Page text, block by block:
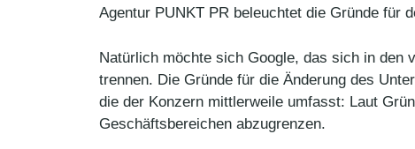
Agentur PUNKT PR beleuchtet die Gründe für
Natürlich möchte sich Google, das sich in den
trennen. Die Gründe für die Änderung des
die der Konzern mittlerweile umfasst: Laut
Geschäftsbereichen abzugrenzen.